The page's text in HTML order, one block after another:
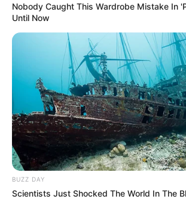
Nobody Caught This Wardrobe Mistake In
Until Now
BUZZ DAY
Scientists Just Shocked The World In The